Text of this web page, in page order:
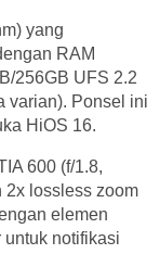
yang
RAM
256GB UFS 2.2
varian). Ponsel ini
HiOS 16.
600 (f/1.8,
2x lossless zoom
elemen
notifikasi